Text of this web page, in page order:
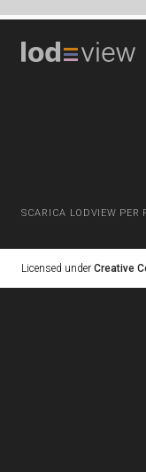
SCARICA LODVIEW PER
Licensed under Creative